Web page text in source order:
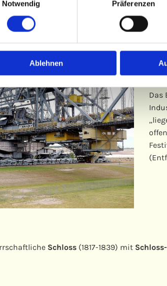
Notwendig
Präferenzen
Ablehnen
Tropenlandschaft mit Südseefeeling
Überraschungen bereit.
Das
Schloss (1817-1839) mit